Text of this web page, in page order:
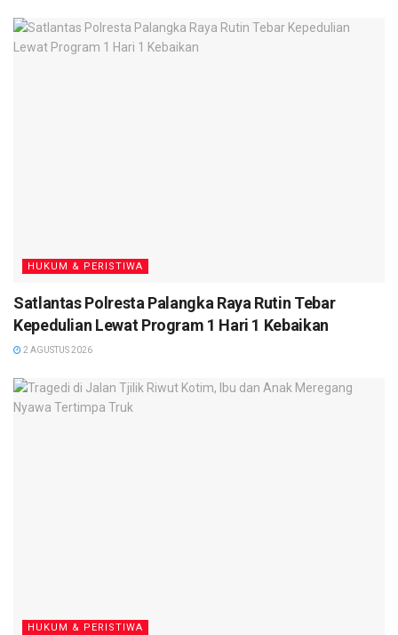
HUKUM & PERISTIWA
Satlantas Polresta Palangka Raya Rutin Tebar
Kepedulian Lewat Program 1 Hari 1 Kebaikan
2 AGUSTUS 2026
HUKUM & PERISTIWA